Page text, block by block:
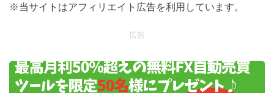
※当サイトはアフィリエイト広告を利用しています。
広告